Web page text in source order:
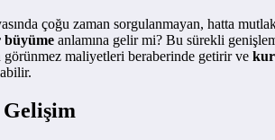
çoğu zaman sorgulanmayan, hatta
anlamına gelir mi? Bu sürekli
görünmez maliyetleri beraberinde getirir ve